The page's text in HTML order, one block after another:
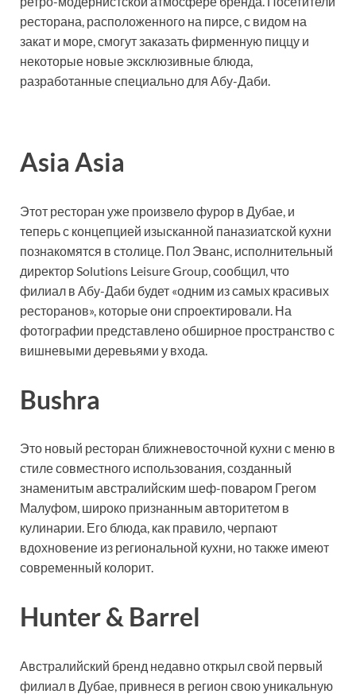
ресторана, расположенного на пирсе, с видом на
закат и море, смогут заказать фирменную пиццу и
некоторые новые эксклюзивные блюда,
разработанные специально для Абу-Даби.
Asia Asia
Этот ресторан уже произвело фурор в Дубае, и
теперь с концепцией изысканной паназиатской кухни
познакомятся в столице. Пол Эванс, исполнительный
директор Solutions Leisure Group, сообщил, что
филиал в Абу-Даби будет «одним из самых красивых
ресторанов», которые они спроектировали. На
фотографии представлено обширное пространство с
вишневыми деревьями у входа.
Bushra
Это новый ресторан ближневосточной кухни с меню в
стиле совместного использования, созданный
знаменитым австралийским шеф-поваром Грегом
Малуфом, широко признанным авторитетом в
кулинарии. Его блюда, как правило, черпают
вдохновение из региональной кухни, но также имеют
современный колорит.
Hunter & Barrel
Австралийский бренд недавно открыл свой первый
филиал в Дубае, привнеся в регион свою уникальную